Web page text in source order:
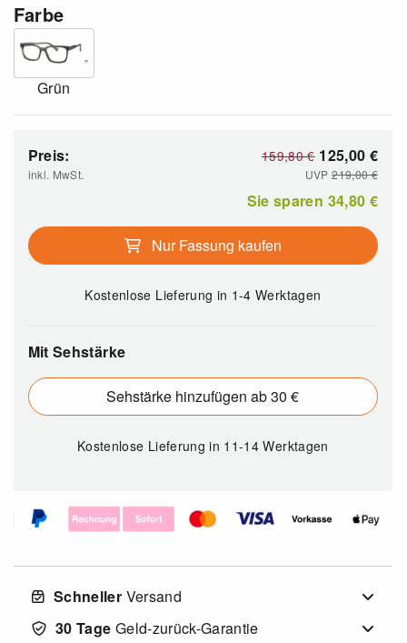
Farbe
Grün
Preis:
inkl. MwSt.
159,80€ 125,00 €
UVP219,00€
Sie sparen 34,80 €
Nur Fassung kaufen
Kostenlose Lieferung in 1-4 Werktagen
Mit Sehstärke
Sehstärke hinzufügen ab 30 €
Kostenlose Lieferungin 11-14 Werktagen
Schneller Versand
30 Tage Geld-zurück-Garantie